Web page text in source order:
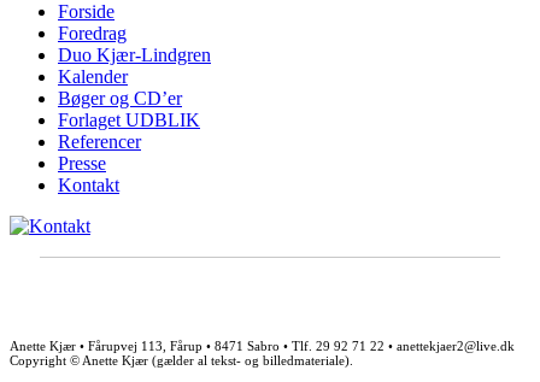
Forside
Foredrag
Duo Kjær-Lindgren
Kalender
Bøger og CD’er
Forlaget UDBLIK
Referencer
Presse
Kontakt
Anette Kjær • Fårupvej 113, Fårup • 8471 Sabro • Tlf. 29 92 71 22 • anettekjaer2@live.dk
Copyright © Anette Kjær (gælder al tekst- og billedmateriale).